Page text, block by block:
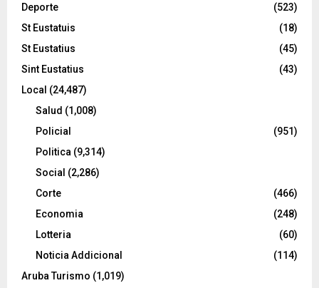
Deporte
(523)
St Eustatuis
(18)
St Eustatius
(45)
Sint Eustatius
(43)
Local (24,487)
Salud (1,008)
Policial
(951)
Politica (9,314)
Social (2,286)
Corte
(466)
Economia
(248)
Lotteria
(60)
Noticia Addicional
(114)
Aruba Turismo (1,019)